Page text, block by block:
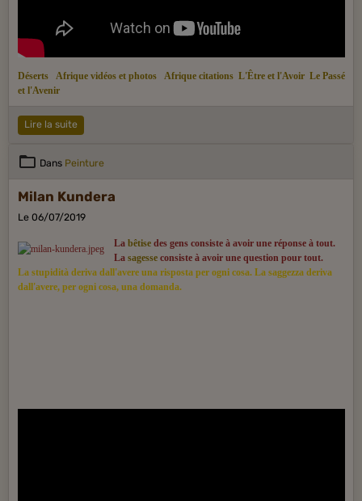
Déserts Afrique vidéos et photos Afrique citations L'Être et l'Avoir Le Passé
et l'Avenir
Lire la suite
Dans Peinture
Milan Kundera
Le 06/07/2019
La bêtisedes gens consiste à avoir une réponse à tout.
La sagesse consiste à avoir une question pour tout.
La stupidità deriva dall'avere una risposta per ogni cosa. La saggezza deriva
dall'avere, per ogni cosa, una domanda.